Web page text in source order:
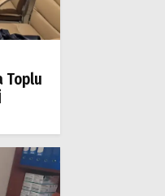
Toplu